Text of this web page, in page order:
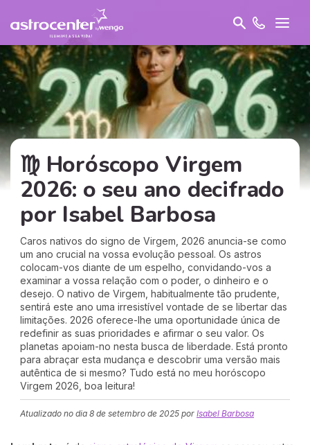
♍ Horóscopo Virgem
2026: o seu ano decifrado
por Isabel Barbosa
Caros nativos do signo de Virgem, 2026 anuncia-se como
um ano crucial na vossa evolução pessoal. Os astros
colocam-vos diante de um espelho, convidando-vos a
examinar a vossa relação com o poder, o dinheiro e o
desejo. O nativo de Virgem, habitualmente tão prudente,
sentirá este ano uma irresistível vontade de se libertar das
limitações. 2026 oferece-lhe uma oportunidade única de
redefinir as suas prioridades e afirmar o seu valor. Os
planetas apoiam-no nesta busca de liberdade. Está pronto
para abraçar esta mudança e descobrir uma versão mais
autêntica de si mesmo? Tudo está no meu horóscopo
Virgem 2026, boa leitura!
Atualizado no dia 8 de setembro de 2025 por Isabel Barbosa